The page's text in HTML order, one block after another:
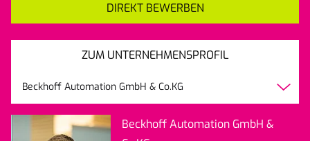
DIREKT BEWERBEN
ZUM UNTERNEHMENSPROFIL
Beckhoff Automation GmbH &
Beckhoff Automation GmbH & Co.KG